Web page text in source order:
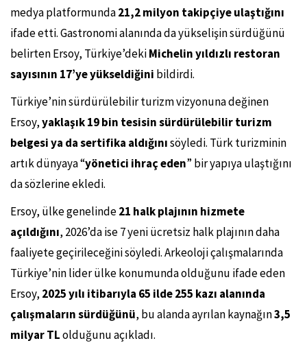
medya platformunda21,2 milyon takipçiye ulaştığını
ifade etti. Gastronomi alanında da yükselişin sürdüğünü
belirten Ersoy, Türkiye’dekiMichelin yıldızlı restoran
sayısının 17’ye yükseldiğini bildirdi.
Türkiye’nin sürdürülebilir turizm vizyonuna değinen
Ersoy,yaklaşık 19 bin tesisin sürdürülebilir turizm
belgesi ya da sertifika aldığınısöyledi. Türk turizminin
artık dünyaya “yönetici ihraç eden” bir yapıya ulaştığını
da sözlerine ekledi.
Ersoy, ülke genelinde21 halk plajının hizmete
açıldığını, 2026’da ise 7 yeni ücretsiz halk plajının daha
faaliyete geçirileceğini söyledi. Arkeoloji çalışmalarında
Türkiye’nin lider ülke konumunda olduğunu ifade eden
Ersoy, 2025 yılı itibarıyla 65 ilde 255 kazı alanında
çalışmaların sürdüğünü, bu alanda ayrılan kaynağın3,5
milyar TLolduğunu açıkladı.